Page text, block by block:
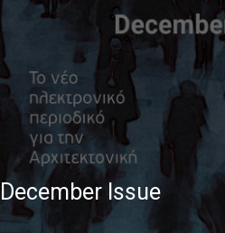
December Issue